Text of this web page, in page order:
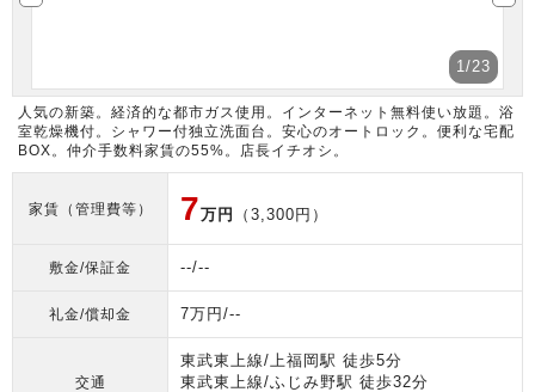
1/23
人気の新築。経済的な都市ガス使用。インターネット無料使い放題。浴
室乾燥機付。シャワー付独立洗面台。安心のオートロック。便利な宅配
BOX。仲介手数料家賃の55%。店長イチオシ。
家賃（管理費等） 7万円 （3,300円）
敷金/保証金 --/--
礼金/償却金 7万円/--
交通
東武東上線/上福岡駅 徒歩5分
東武東上線/ふじみ野駅 徒歩32分